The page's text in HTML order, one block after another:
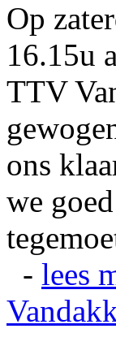
Op
16.15u
TTV
ons
we
- lees